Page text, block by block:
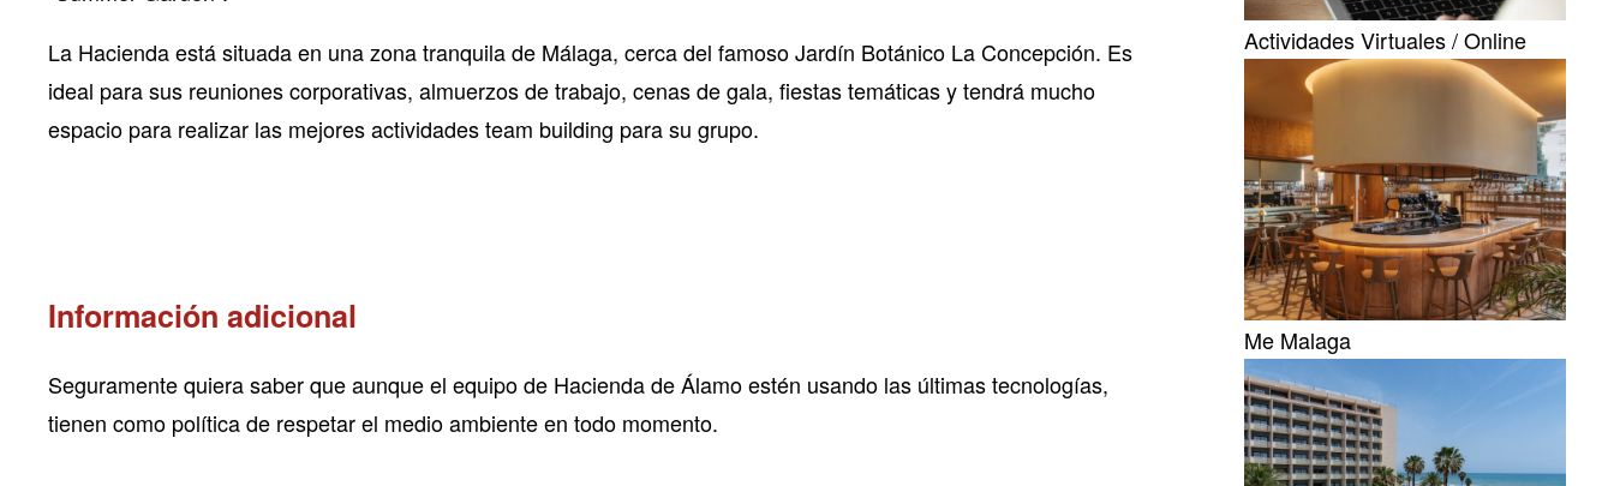
La Hacienda está situada en una zona tranquila de Málaga, cerca del famoso Jardín Botánico La Concepción. Es
ideal para sus reuniones corporativas, almuerzos de trabajo, cenas de gala, fiestas temáticas y tendrá mucho
espacio para realizar las mejores actividades team building para su grupo.
Información adicional
Seguramente quiera saber que aunque el equipo de Hacienda de Álamo estén usando las últimas tecnologías,
tienen como política de respetar el medio ambiente en todo momento.
Actividades Virtuales / Online
Me Malaga